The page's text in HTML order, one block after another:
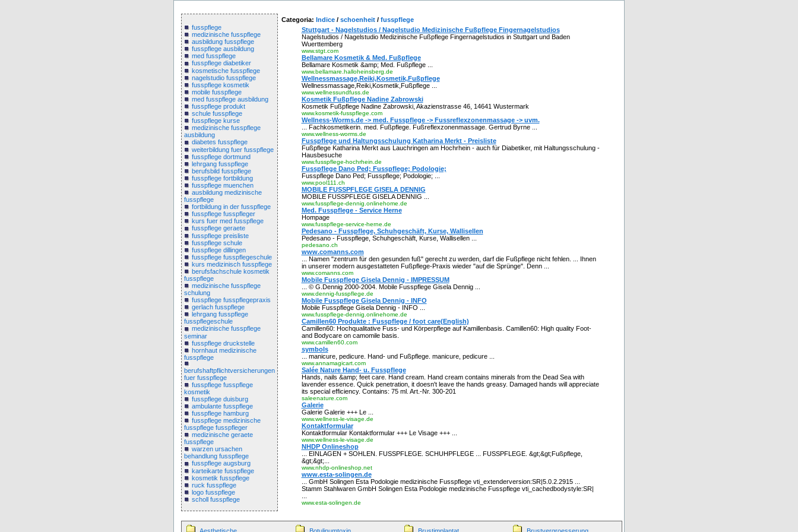
fusspflege
medizinische fusspflege
ausbildung fusspflege
fusspflege ausbildung
med fusspflege
fusspflege diabetiker
kosmetische fusspflege
nagelstudio fusspflege
fusspflege kosmetik
mobile fusspflege
med fusspflege ausbildung
fusspflege produkt
schule fusspflege
fusspflege kurse
medizinische fusspflege
ausbildung
diabetes fusspflege
weiterbildung fuer fusspflege
fusspflege dortmund
lehrgang fusspflege
berufsbild fusspflege
fusspflege fortbildung
fusspflege muenchen
ausbildung medizinische
fusspflege
fortbildung in der fusspflege
fusspflege fusspfleger
kurs fuer med fusspflege
fusspflege geraete
fusspflege preisliste
fusspflege schule
fusspflege dillingen
fusspflege fusspflegeschule
kurs medizinisch fusspflege
berufsfachschule kosmetik
fusspflege
medizinische fusspflege
schulung
fusspflege fusspflegepraxis
gerlach fusspflege
lehrgang fusspflege
fusspflegeschule
medizinische fusspflege
seminar
fusspflege druckstelle
hornhaut medizinische
fusspflege
berufshaftpflichtversicherungen
fuer fusspflege
fusspflege fusspflege
kosmetik
fusspflege duisburg
ambulante fusspflege
fusspflege hamburg
fusspflege medizinische
fusspflege fusspfleger
medizinische geraete
fusspflege
warzen ursachen
behandlung fusspflege
fusspflege augsburg
karteikarte fusspflege
kosmetik fusspflege
ruck fusspflege
logo fusspflege
scholl fusspflege
Categoria: Indice / schoenheit / fusspflege
Stuttgart - Nagelstudios / Nagelstudio Medizinische Fußpflege Fingernagelstudios
Nagelstudios / Nagelstudio Medizinische Fußpflege Fingernagelstudios in Stuttgart und Baden
Wuerttemberg
www.stgt.com
Bellamare Kosmetik & Med. Fußpflege
Bellamare Kosmetik &amp; Med. Fußpflege ...
www.bellamare.halloheinsberg.de
Wellnessmassage,Reiki,Kosmetik,Fußpflege
Wellnessmassage,Reiki,Kosmetik,Fußpflege ...
www.wellnessundfuss.de
Kosmetik Fußpflege Nadine Zabrowski
Kosmetik Fußpflege Nadine Zabrowski, Akazienstrasse 46, 14641 Wustermark
www.kosmetik-fusspflege.com
Wellness-Worms.de -> med. Fusspflege -> Fussreflexzonenmassage -> uvm.
... Fachkosmetikerin. med. Fußpflege. Fußreflexzonenmassage. Gertrud Byrne ...
www.wellness-worms.de
Fusspflege und Haltungsschulung Katharina Merkt - Preisliste
Fußpflege Katharina Merkt aus Lauchringen am Hochrhein - auch für Diabetiker, mit Haltungsschulung -
Hausbesuche
www.fusspflege-hochrhein.de
Fusspflege Dano Ped; Fusspflege; Podologie;
Fusspflege Dano Ped; Fusspflege; Podologie; ...
www.pool111.ch
MOBILE FUSSPFLEGE GISELA DENNIG
MOBILE FUSSPFLEGE GISELA DENNIG ...
www.fusspflege-dennig.onlinehome.de
Med. Fusspflege - Service Herne
Hompage
www.fusspflege-service-herne.de
Pedesano - Fusspflege, Schuhgeschäft, Kurse, Wallisellen
Pedesano - Fusspflege, Schuhgeschäft, Kurse, Wallisellen ...
pedesano.ch
www.comanns.com
... Namen "zentrum für den gesunden fuß" gerecht zu werden, darf die Fußpflege nicht fehlen. ... Ihnen
in unserer modern ausgestatteten Fußpflege-Praxis wieder "auf die Sprünge". Denn ...
www.comanns.com
Mobile Fusspflege Gisela Dennig - IMPRESSUM
... © G.Dennig 2000-2004. Mobile Fusspflege Gisela Dennig ...
www.dennig-fusspflege.de
Mobile Fusspflege Gisela Dennig - INFO
Mobile Fusspflege Gisela Dennig - INFO ...
www.fusspflege-dennig.onlinehome.de
Camillen60 Produkte : Fusspflege / foot care(English)
Camillen60: Hochqualitative Fuss- und Körperpflege auf Kamillenbasis. Camillen60: High quality Foot-
and Bodycare on camomile basis.
www.camillen60.com
symbols
... manicure, pedicure. Hand- und Fußpflege. manicure, pedicure ...
www.annamagicart.com
Salée Nature Hand- u. Fusspflege
Hands, nails &amp; feet care. Hand cream. Hand cream contains minerals from the Dead Sea with
lavender essence. Quick penetration, it doesn't leave the hands greasy. Damaged hands will appreciate
its special efficiency. Contains: 75 ml. Art.-Nr. 300-201
saleenature.com
Galerie
Galerie Galerie +++ Le ...
www.wellness-le-visage.de
Kontaktformular
Kontaktformular Kontaktformular +++ Le Visage +++ ...
www.wellness-le-visage.de
NHDP Onlineshop
... EINLAGEN + SOHLEN. FUSSPFLEGE. SCHUHPFLEGE ... FUSSPFLEGE. &gt;&gt;Fußpflege,
&gt;&gt;...
www.nhdp-onlineshop.net
www.esta-solingen.de
... GmbH Solingen Esta Podologie medizinische Fusspflege vti_extenderversion:SR|5.0.2.2915 ...
Stamm Stahlwaren GmbH Solingen Esta Podologie medizinische Fusspflege vti_cachedbodystyle:SR|
www.esta-solingen.de